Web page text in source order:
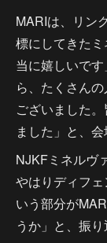
MARIは、リン
標にしてきた
当に嬉しいで
ら、たくさん
ございました
ました」と、
NJKFミネルヴ
やはりディフェ
いう部分が
うか」と、振り